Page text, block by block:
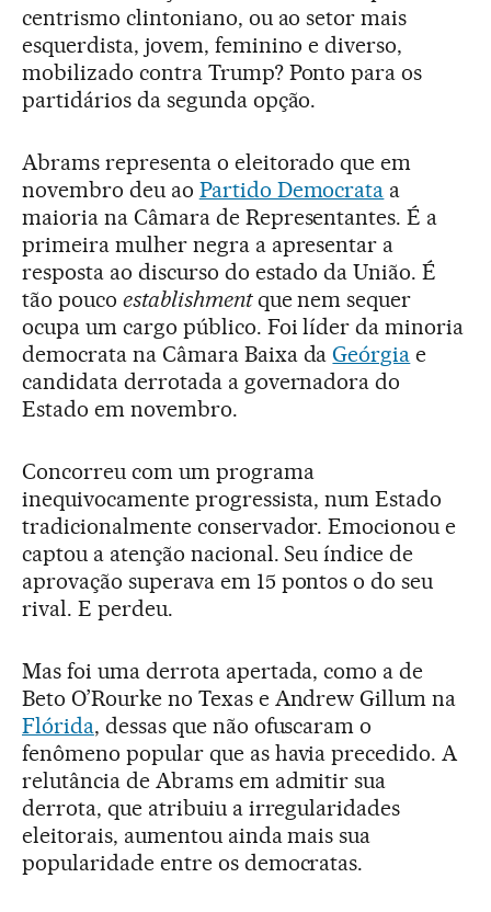
centrismo clintoniano, ou ao setor mais
esquerdista, jovem, feminino e diverso,
mobilizado contra Trump? Ponto para os
partidários da segunda opção.
Abrams representa o eleitorado que em
novembro deu ao Partido Democrata a
maioria na Câmara de Representantes. É a
primeira mulher negra a apresentar a
resposta ao discurso do estado da União. É
tão pouco establishmentque nem sequer
ocupa um cargo público. Foi líder da minoria
democrata na Câmara Baixa daGeórgia e
candidata derrotada a governadora do
Estado em novembro.
Concorreu com um programa
inequivocamente progressista, num Estado
tradicionalmente conservador. Emocionou e
captou a atenção nacional. Seu índice de
aprovação superava em 15 pontos o do seu
rival. E perdeu.
Mas foi uma derrota apertada, como a de
Beto O’Rourke no Texas e Andrew Gillum na
Flórida, dessas que não ofuscaram o
fenômeno popular que as havia precedido. A
relutância de Abrams em admitir sua
derrota, que atribuiu a irregularidades
eleitorais, aumentou ainda mais sua
popularidade entre os democratas.